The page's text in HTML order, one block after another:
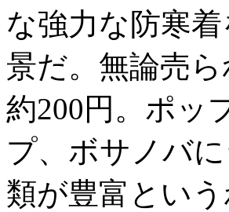
な強力な防寒
景だ。無論売
約200円。ポッ
プ、ボサノバ
類が豊富とい